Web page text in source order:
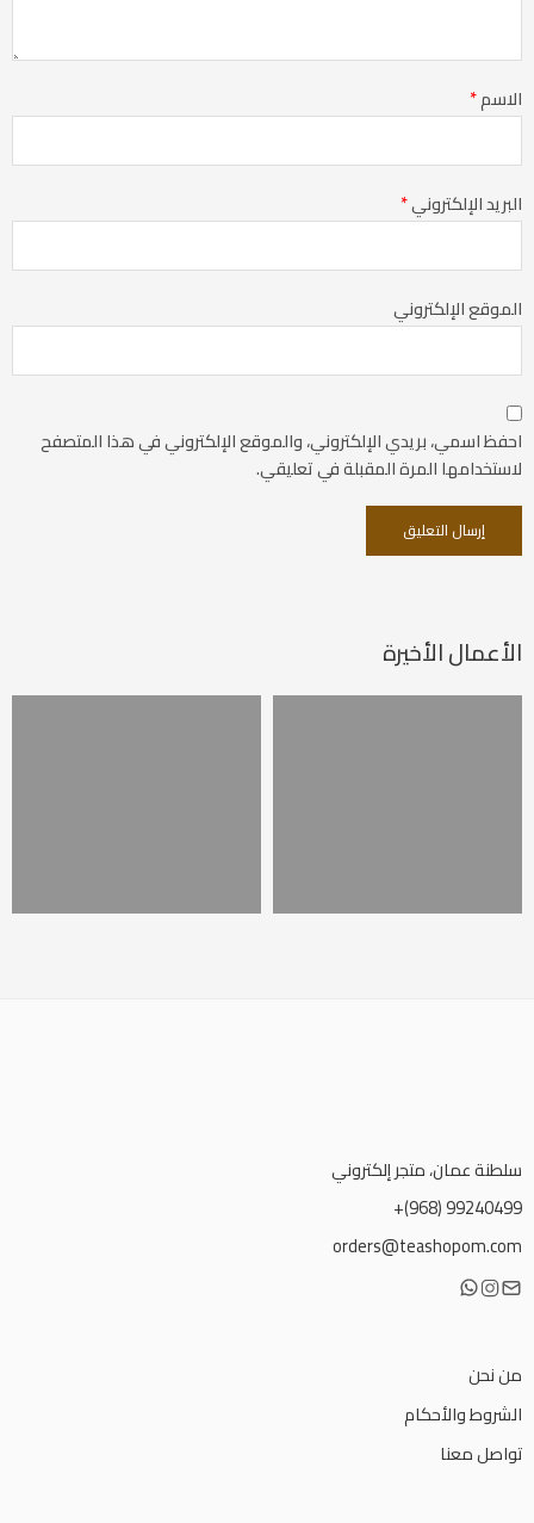
الاسم*
البريد الإلكتروني*
الموقع الإلكتروني
احفظ اسمي، بريدي الإلكتروني، والموقع الإلكتروني في هذا المتصفح
لاستخدامها المرة المقبلة في تعليقي.
الأعمال الأخيرة
سلطنة عمان، متجر إلكتروني
99240499 (968)+
orders@teashopom.com
من نحن
الشروط والأحكام
تواصل معنا